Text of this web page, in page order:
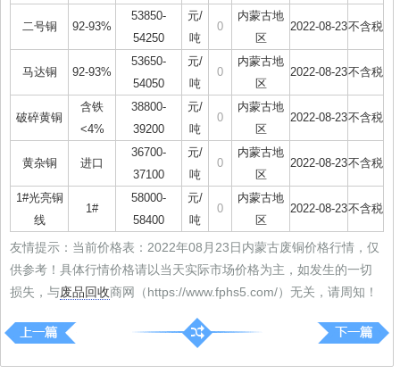
二号铜 92-93%
53850-
54250
元/
吨
0
内蒙古地
区
2022-08-23不含税
马达铜 92-93%
53650-
54050
元/
吨
0
内蒙古地
区
2022-08-23不含税
破碎黄铜
含铁
<4%
38800-
39200
元/
吨
0
内蒙古地
区
2022-08-23不含税
黄杂铜 进口
36700-
37100
元/
吨
0
内蒙古地
区
2022-08-23不含税
1#光亮铜
线
1#
58000-
58400
元/
吨
0
内蒙古地
区
2022-08-23不含税
友情提示：当前价格表：2022年08月23日内蒙古废铜价格行情，仅
供参考！具体行情价格请以当天实际市场价格为主，如发生的一切
损失，与废品回收商网（https://www.fphs5.com/）无关，请周知！